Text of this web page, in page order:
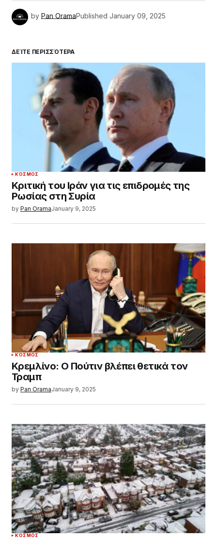
by Pan OramaPublished January 09, 2025
ΔΕΊΤΕ ΠΕΡΙΣΣΌΤΕΡΑ
ΚΌΣΜΟΣ
Κριτική του Ιράν για τις επιδρομές της
Ρωσίας στη Συρία
by Pan OramaJanuary 9, 2025
ΚΌΣΜΟΣ
Κρεμλίνο: Ο Πούτιν βλέπει θετικά τον
Τραμπ
by Pan OramaJanuary 9, 2025
ΚΌΣΜΟΣ